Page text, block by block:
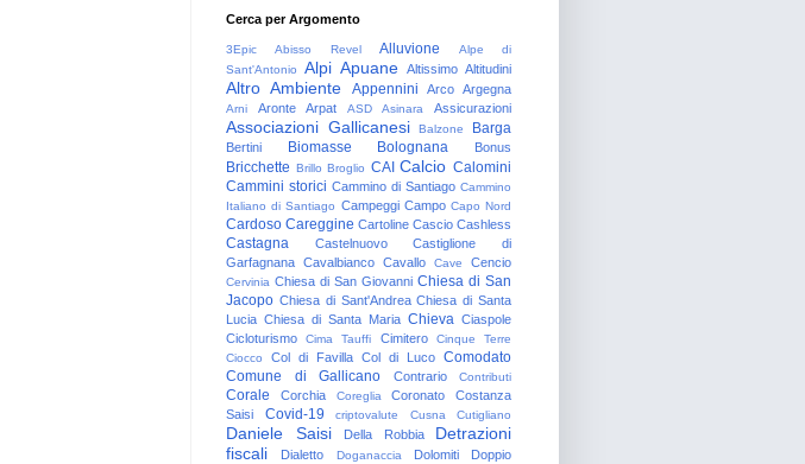
Cerca per Argomento
3Epic Abisso Revel Alluvione
Alpe di
Sant'Antonio
Alpi Apuane Altissimo Altitudini
Altro Ambiente Appennini Arco Argegna
Arni Aronte Arpat ASD Asinara Assicurazioni
Associazioni Gallicanesi Balzone Barga
Bertini Biomasse Bolognana Bonus
Bricchette Brillo Broglio CAI Calcio Calomini
Cammini storici Cammino di Santiago Cammino
Italiano di Santiago Campeggi Campo Capo Nord
Cardoso Careggine Cartoline Cascio Cashless
Castagna Castelnuovo
Castiglione di
Garfagnana Cavalbianco Cavallo Cave Cencio
Cervinia Chiesa di San Giovanni Chiesa di San
Jacopo Chiesa di Sant'Andrea Chiesa di Santa
Lucia Chiesa di Santa Maria Chieva Ciaspole
Cicloturismo
Cima Tauffi Cimitero
Cinque Terre
Ciocco
Col di Favilla Col di Luco Comodato
Comune di Gallicano
Contrario Contributi
Corale Corchia Coreglia Coronato
Costanza
Saisi
Covid-19 criptovalute Cusna Cutigliano
Daniele Saisi Della Robbia
Detrazioni
fiscali
Dialetto Doganaccia Dolomiti
Doppio